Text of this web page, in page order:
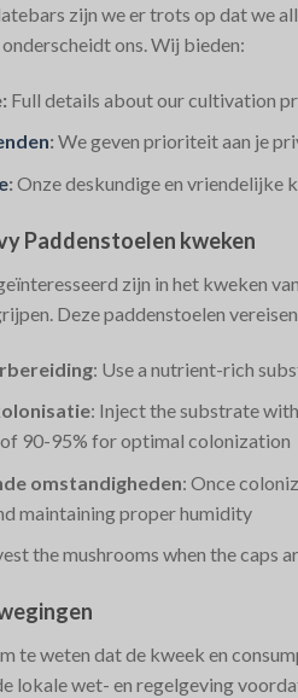
zijn we er trots op dat we
ons. Wij bieden:
Full details about our cultivation
: We geven prioriteit aan je
: Onze deskundige en vriendelijke
Paddenstoelen kweken
zijn in het kweken
Deze paddenstoelen
: Use a nutrient-rich
: Inject the substrate
90-95% for optimal colonization​
omstandigheden: Once
maintaining proper humidity​
the mushrooms when the caps
te weten dat de kweek en
lokale wet- en regelgeving